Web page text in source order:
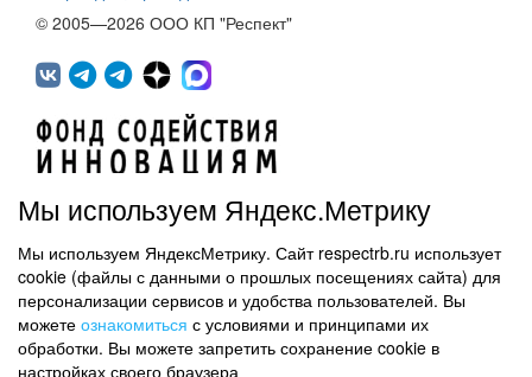
© 2005—2026 ООО КП "Респект"
450071, г.Уфа, ул. 50 лет СССР, д.48 корп.1, офис 307
(347) 291 20 70
Контактная информация
Карта сайта
Мы используем Яндекс.Метрику
Мы используем ЯндексМетрику. Сайт respectrb.ru использует
cookie (файлы с данными о прошлых посещениях сайта) для
персонализации сервисов и удобства пользователей. Вы
можете ознакомиться с условиями и принципами их
обработки. Вы можете запретить сохранение cookie в
настройках своего браузера